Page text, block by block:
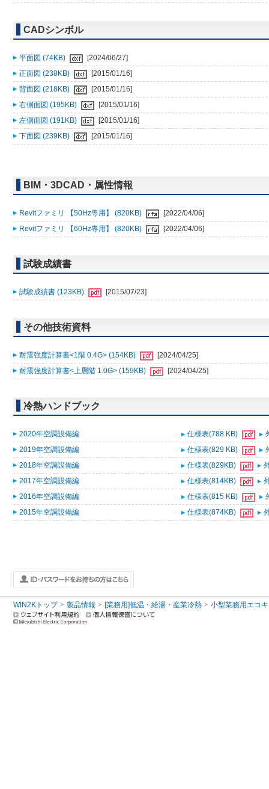
CADシンボル
平面図 (74KB)
[2024/06/27]
正面図 (238KB)
[2015/01/16]
背面図 (218KB)
[2015/01/16]
右側面図 (195KB)
[2015/01/16]
左側面図 (191KB)
[2015/01/16]
下面図 (239KB)
[2015/01/16]
BIM・3DCAD・属性情報
Revitファミリ 【50Hz専用】 (820KB)
[2022/04/06]
Revitファミリ 【60Hz専用】 (820KB)
[2022/04/06]
試験成績書
試験成績書 (123KB) [2015/07/23]
その他技術資料
耐震強度計算書<1階 0.4G> (154KB)
[2024/04/25]
耐震強度計算書<上層階 1.0G> (159KB)
[2024/04/25]
冷熱ハンドブック
2020年空調設備編 仕様表(788 KB)
2019年空調設備編
仕様表(829 KB)
2018年空調設備編
仕様表(829KB)
2017年空調設備編
仕様表(814KB)
2016年空調設備編
仕様表(815 KB)
2015年空調設備編
仕様表(874KB)
WIN2Kトップ 製品情報 [業務用]低温・給湯・産業冷熱 小型業務用エコ